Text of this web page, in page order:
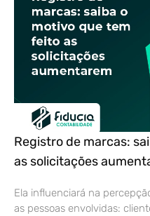
Registro de marcas:
as solicitações
Ela influenciará na
as pessoas envolvidas: